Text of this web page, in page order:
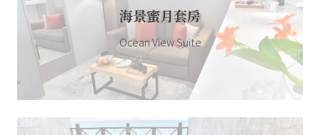
海景蜜月套房
Ocean View Suite